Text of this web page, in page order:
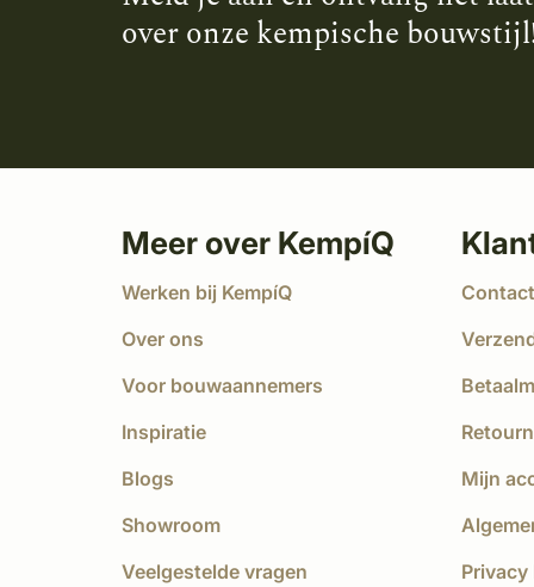
over onze kempische
Meer over KempíQ
Werken bij KempíQ
Over ons
Voor bouwaannemers
Inspiratie
Blogs
Showroom
Veelgestelde vragen
Contact
Mijn
Privacy